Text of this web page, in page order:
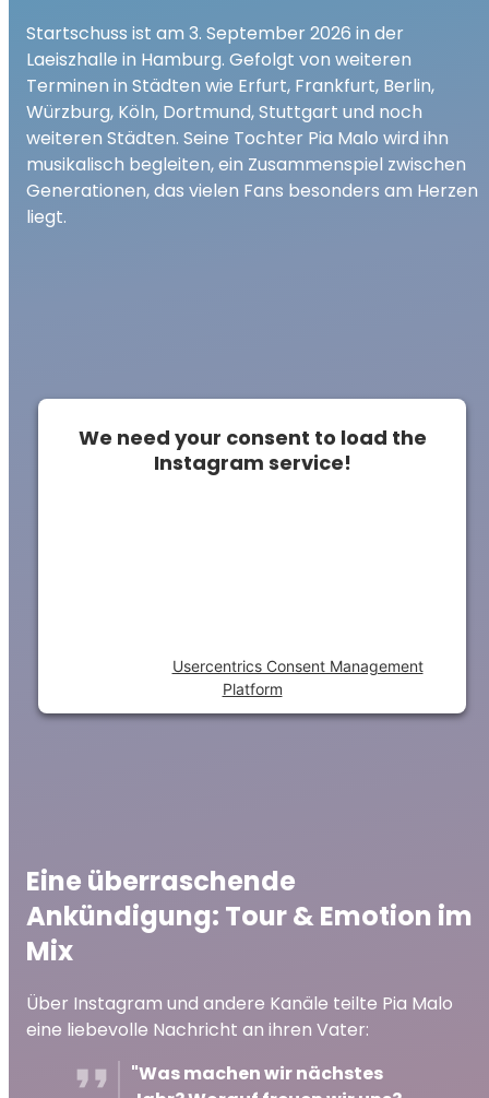
Startschuss ist am 3. September 2026 in der
Laeiszhalle in Hamburg. Gefolgt von weiteren
Terminen in Städten wie Erfurt, Frankfurt, Berlin,
Würzburg, Köln, Dortmund, Stuttgart und noch
weiteren Städten. Seine Tochter Pia Malo wird ihn
musikalisch begleiten, ein Zusammenspiel zwischen
Generationen, das vielen Fans besonders am Herzen
liegt.
We need your consent to load the
Instagram service!
Usercentrics Consent Management
Platform
Eine überraschende
Ankündigung: Tour & Emotion im
Mix
Über Instagram und andere Kanäle teilte Pia Malo
eine liebevolle Nachricht an ihren Vater:
"Was machen wir nächstes